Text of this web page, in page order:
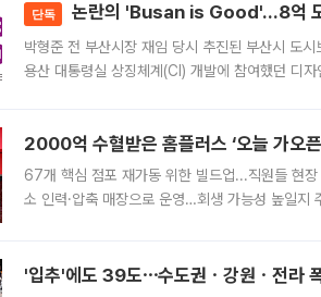
단독 논란의 'Busan is Good'…8억 도
박형준 전 부산시장 재임 당시 추진된 부산시 도
용산 대통령실 상징체계(CI) 개발에 참여했던 디
2000억 수혈받은 홈플러스 ‘오늘 가오
67개 핵심 점포 재가동 위한 빌드업...직원들 현
소 인력·압축 매장으로 운영…회생 가능성 높일지
'입추'에도 39도⋯수도권ㆍ강원ㆍ전라